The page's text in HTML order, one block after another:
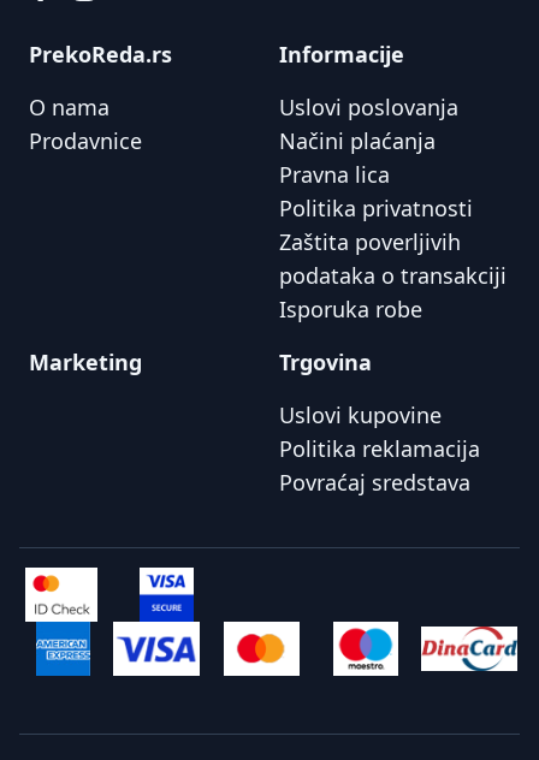
PrekoReda.rs
O nama
Prodavnice
Informacije
Uslovi poslovanja
Načini plaćanja
Pravna lica
Politika privatnosti
Zaštita poverljivih
podataka o transakciji
Isporuka robe
Marketing
Trgovina
Uslovi kupovine
Politika reklamacija
Povraćaj sredstava